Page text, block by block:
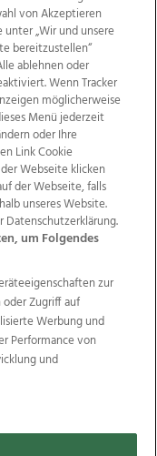
Kontakt
Jobs
Anzeigekunden
Politische Werbung
Wimmer
Ischler Woche
OÖN Immobilien
Galerien
von Akzeptieren
„Wir und unsere
bereitzustellen“
ablehnen oder
Wenn Tracker
möglicherweise
Menü jederzeit
oder Ihre
Link Cookie
Webseite klicken
der Webseite, falls
unseres Website.
um Folgendes
zur
Zugriff auf
Werbung und
Performance von
und